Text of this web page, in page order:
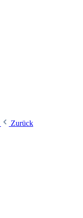
Zurück